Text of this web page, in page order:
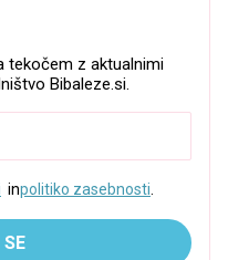
tekočem z aktualnimi
Bibaleze.si.
inpolitiko zasebnosti.
SE